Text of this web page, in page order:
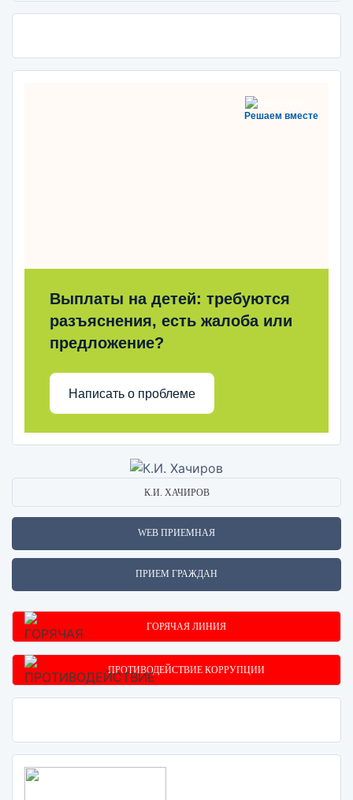
Решаем вместе
Выплаты на детей: требуются
разъяснения, есть жалоба или
предложение?
Написать о проблеме
К.И. ХАЧИРОВ
WEB ПРИЕМНАЯ
ПРИЕМ ГРАЖДАН
ГОРЯЧАЯ ЛИНИЯ
ПРОТИВОДЕЙСТВИЕ КОРРУПЦИИ